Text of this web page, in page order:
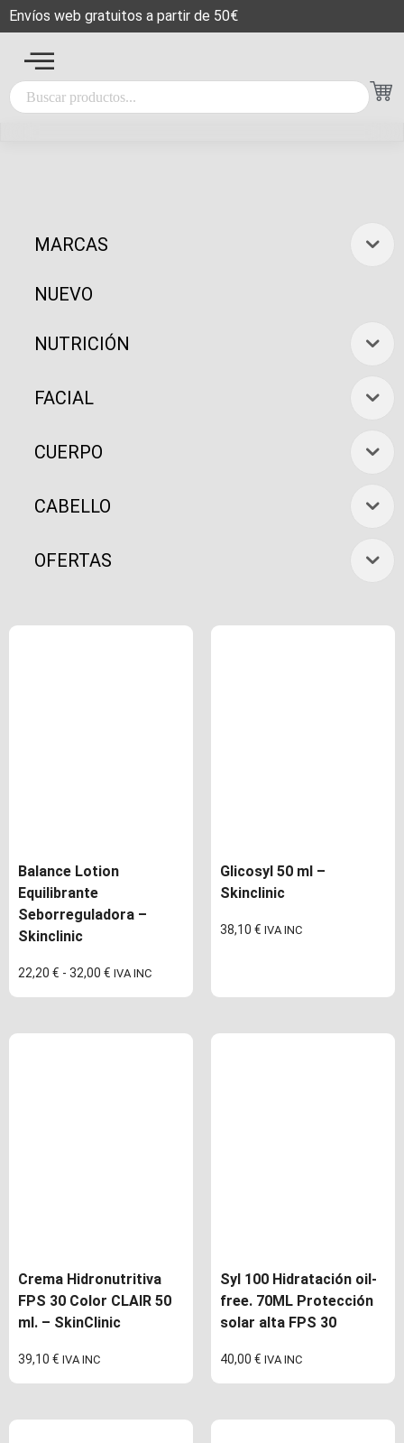
Envíos web gratuitos a partir de 50€
MARCAS
NUEVO
NUTRICIÓN
FACIAL
CUERPO
CABELLO
OFERTAS
Balance Lotion
Equilibrante
Seborreguladora –
Skinclinic
22,20 € - 32,00 € IVA INC
Glicosyl 50 ml –
Skinclinic
38,10 € IVA INC
Crema Hidronutritiva
FPS 30 Color CLAIR 50
ml. – SkinClinic
39,10 € IVA INC
Syl 100 Hidratación oil-
free. 70ML Protección
solar alta FPS 30
40,00 € IVA INC